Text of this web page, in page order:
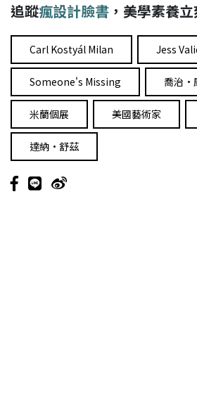
追蹤瘋設計臉書 ，美學素養
Carl Kostyál Milan Jess
Someone's Missing 喬治·
米蘭個展 美國藝術家
達納·舒茲